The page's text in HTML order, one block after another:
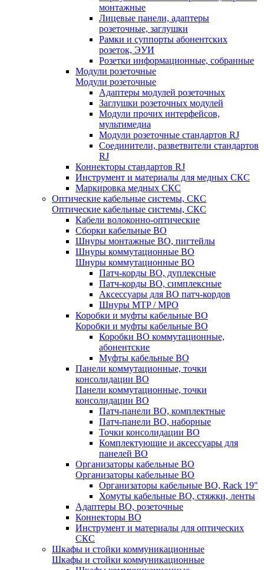
монтажные
Лицевые панели, адаптеры
розеточные, заглушки
Рамки и суппорты абонентских
розеток, ЭУИ
Розетки информационные, собранные
Модули розеточные
Модули розеточные
Адаптеры модулей розеточных
Заглушки розеточных модулей
Модули прочих интерфейсов,
мультимедиа
Модули розеточные стандартов RJ
Соединители, разветвители стандартов
RJ
Коннекторы стандартов RJ
Инструмент и материалы для медных СКС
Маркировка медных СКС
Оптические кабельные системы, СКС
Оптические кабельные системы, СКС
Кабели волоконно-оптические
Сборки кабельные ВО
Шнуры монтажные ВО, пигтейлы
Шнуры коммутационные ВО
Шнуры коммутационные ВО
Патч-корды ВО, дуплексные
Патч-корды ВО, симплексные
Аксессуары для ВО патч-кордов
Шнуры MTP / MPO
Коробки и муфты кабельные ВО
Коробки и муфты кабельные ВО
Коробки ВО коммутационные,
абонентские
Муфты кабельные ВО
Панели коммутационные, точки
консолидации ВО
Панели коммутационные, точки
консолидации ВО
Патч-панели ВО, комплектные
Патч-панели ВО, наборные
Точки консолидации ВО
Комплектующие и аксессуары для
панелей ВО
Организаторы кабельные ВО
Организаторы кабельные ВО
Организаторы кабельные ВО, Rack 19"
Хомуты кабельные ВО, стяжки, ленты
Адаптеры ВО, розеточные
Коннекторы ВО
Инструмент и материалы для оптических
СКС
Шкафы и стойки коммуникационные
Шкафы и стойки коммуникационные